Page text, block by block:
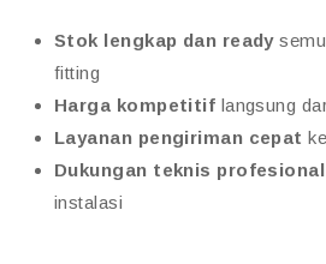
Stok lengkap dan ready
fitting
Harga kompetitif langsung
Layanan pengiriman cepat
Dukungan teknis profesional
instalasi